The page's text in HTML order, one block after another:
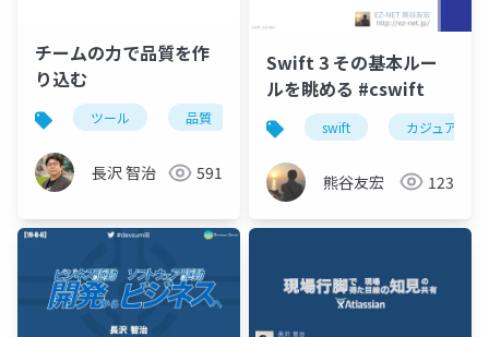
チームの力で品質を作
り込む
ツール 品質
長沢 智治 591
Swift 3 その基本ルー
ルを眺める #cswift
swift カジュアル
熊谷友宏 123